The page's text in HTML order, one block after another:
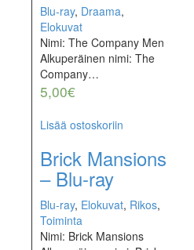
Blu-ray, Draama,
Elokuvat
Nimi: The Company Men
Alkuperäinen nimi: The
Company…
5,00€
Lisää ostoskoriin
Brick Mansions
– Blu-ray
Blu-ray, Elokuvat, Rikos,
Toiminta
Nimi: Brick Mansions